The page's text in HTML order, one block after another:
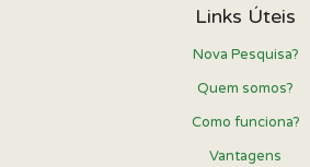
Links Úteis
Nova Pesquisa?
Quem somos?
Como funciona?
Vantagens